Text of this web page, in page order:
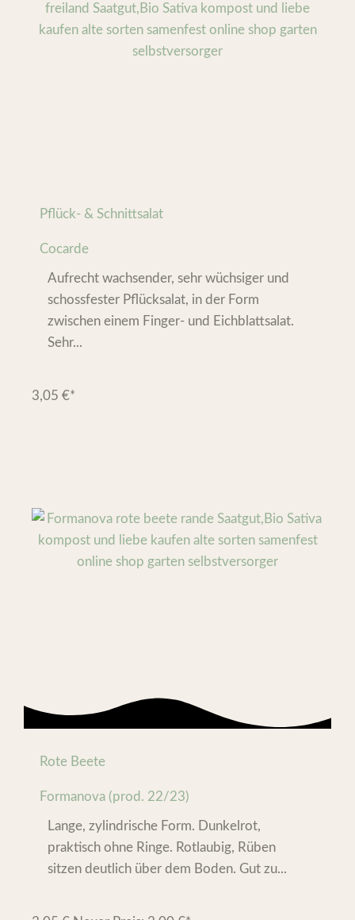
Pflück- & Schnittsalat
Cocarde
Aufrecht wachsender, sehr wüchsiger und
schossfester Pflücksalat, in der Form
zwischen einem Finger- und Eichblattsalat.
Sehr...
3,05 €*
Rote Beete
Formanova (prod. 22/23)
Lange, zylindrische Form. Dunkelrot,
praktisch ohne Ringe. Rotlaubig, Rüben
sitzen deutlich über dem Boden. Gut zu...